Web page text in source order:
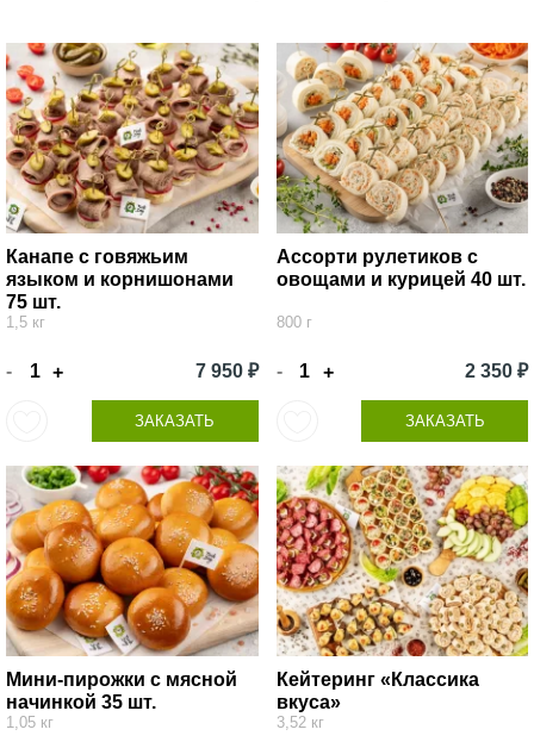
Канапе с говяжьим
языком и корнишонами
75 шт.
1,5 кг
- + 7 950 ₽
ЗАКАЗАТЬ
Ассорти рулетиков с
овощами и курицей 40 шт.
800 г
- + 2 350 ₽
ЗАКАЗАТЬ
Мини-пирожки с мясной
начинкой 35 шт.
1,05 кг
Кейтеринг «Классика
вкуса»
3,52 кг